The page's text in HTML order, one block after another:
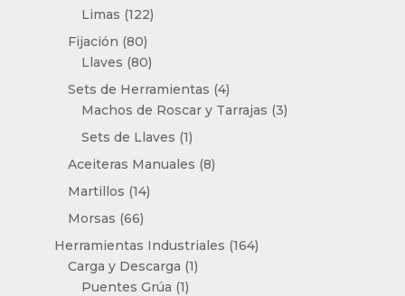
Limas 122122
Fijación 8080
productos
Llaves 8080
productos
Sets de Herramientas 44
productos
Machos de Roscar y Tarrajas 33
Sets de Llaves 11
producto
Aceiteras Manuales 88
Martillos 1414
Morsas 6666
productos
Herramientas Industriales 164164
Carga y Descarga 11
Puentes Grúa 11